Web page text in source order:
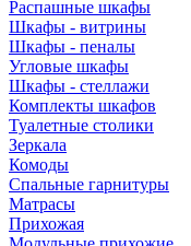
Распашные шкафы
Шкафы - витрины
Шкафы - пеналы
Угловые шкафы
Шкафы - стеллажи
Комплекты шкафов
Туалетные столики
Зеркала
Комоды
Спальные гарнитуры
Матрасы
Прихожая